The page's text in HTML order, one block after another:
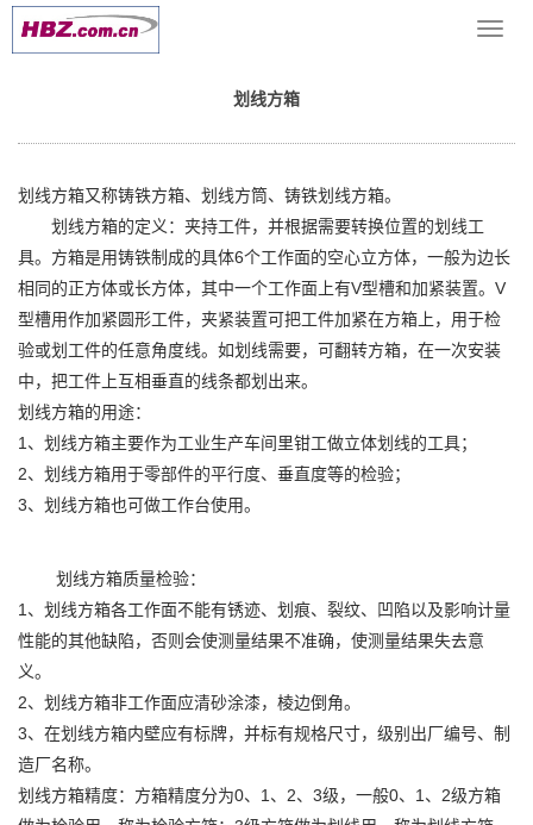
导
当前位置：网站首页
划线方箱
划线方箱又称铸铁方箱、划线方筒、铸铁划线方箱。
划线方箱的定义：夹持工件，并根据需要转换位置的划线工
具。方箱是用铸铁制成的具体6个工作面的空心立方体，一般为边长
相同的正方体或长方体，其中一个工作面上有V型槽和加紧装置。V
型槽用作加紧圆形工件，夹紧装置可把工件加紧在方箱上，用于检
验或划工件的任意角度线。如划线需要，可翻转方箱，在一次安装
中，把工件上互相垂直的线条都划出来。
划线方箱的用途：
1、划线方箱主要作为工业生产车间里钳工做立体划线的工具；
2、划线方箱用于零部件的平行度、垂直度等的检验；
3、划线方箱也可做工作台使用。
划线方箱质量检验：
1、划线方箱各工作面不能有锈迹、划痕、裂纹、凹陷以及影响计量
性能的其他缺陷，否则会使测量结果不准确，使测量结果失去意
义。
2、划线方箱非工作面应清砂涂漆，棱边倒角。
3、在划线方箱内壁应有标牌，并标有规格尺寸，级别出厂编号、制
造厂名称。
划线方箱精度：方箱精度分为0、1、2、3级，一般0、1、2级方箱